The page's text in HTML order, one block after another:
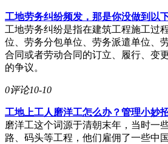
工地劳务纠纷频发，那是你没做到以
工地劳务纠纷是指在建筑工程施工过
位、劳务分包单位、劳务派遣单位、
合同或者劳动合同的订立、履行、变
的争议。
0评论10-10
工地上工人磨洋工怎么办？管理小妙
磨洋工这个词源于清朝末年，当时一
路、码头等工程，他们雇佣了一些中